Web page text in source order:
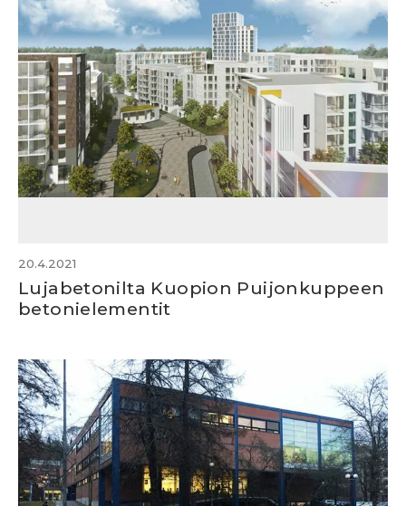
20.4.2021
Lujabetonilta Kuopion Puijonkuppeen
betonielementit